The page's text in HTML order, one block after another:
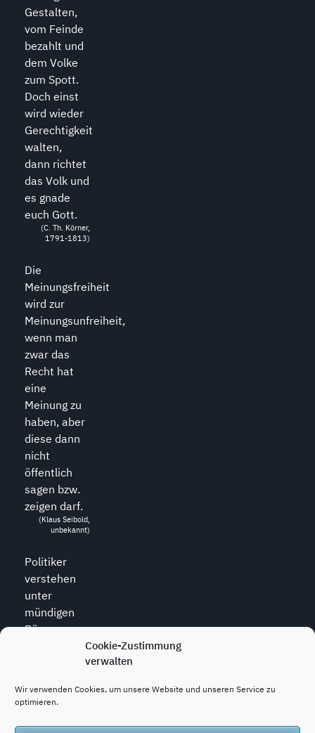
Cookie-Zustimmung
verwalten
Wir verwenden Cookies, um unsere Website und unseren Service zu
optimieren.
Gestalten,
vom Feinde
bezahlt und
dem Volke
zum Spott.
Doch einst
wird wieder
Gerechtigkeit
walten,
dann richtet
das Volk und
es gnade
euch Gott.
(C. Th. Körner,
1791-1813)
Die
Meinungsfreiheit
wird zur
Meinungsunfreiheit,
wenn man
zwar das
Recht hat
eine
Meinung zu
haben, aber
diese dann
nicht
öffentlich
sagen bzw.
zeigen darf.
(Klaus Seibold,
unbekannt)
Politiker
verstehen
unter
mündigen
Bürgern
halten.